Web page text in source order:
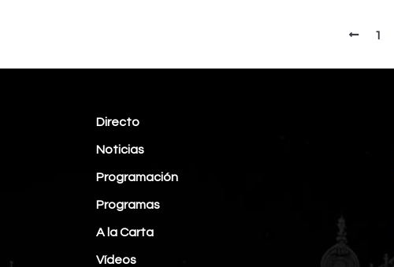
1
Directo
Noticias
Programación
Programas
A la Carta
Vídeos